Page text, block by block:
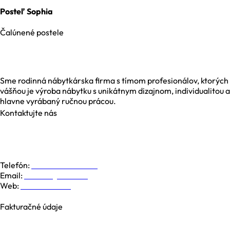
Posteľ Sophia
Čalúnené postele
Sme rodinná nábytkárska firma s tímom profesionálov, ktorých
vášňou je výroba nábytku s unikátnym dizajnom, individualitou a
hlavne vyrábaný ručnou prácou.
Kontaktujte nás
Telefón:
Email:
Web:
Fakturačné údaje